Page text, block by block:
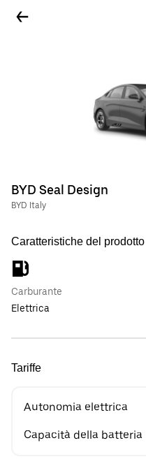
BYD Seal Design
BYD Italy
Caratteristiche del prodotto
Carburante
Elettrica
Tariffe
Autonomia elettrica
Capacità della batteria